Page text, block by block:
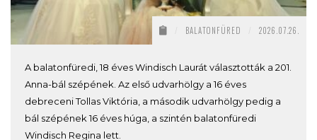
BALATONFÜRED 2026.07.26.
A balatonfüredi, 18 éves Windisch Laurát választották a 201.
Anna-bál szépének. Az első udvarhölgy a 16 éves
debreceni Tollas Viktória, a második udvarhölgy pedig a
bál szépének 16 éves húga, a szintén balatonfüredi
Windisch Regina lett.